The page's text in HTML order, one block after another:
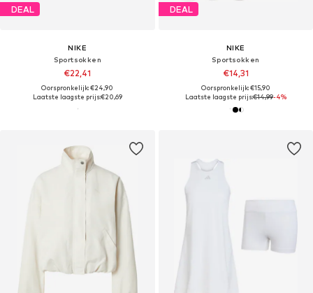
DEAL
NIKE
Sportsokken
€22,41
Oorspronkelijk: €24,90
Laatste laagste prijs:€20,69
DEAL
NIKE
Sportsokken
€14,31
Oorspronkelijk: €15,90
Laatste laagste prijs:€14,99-4%